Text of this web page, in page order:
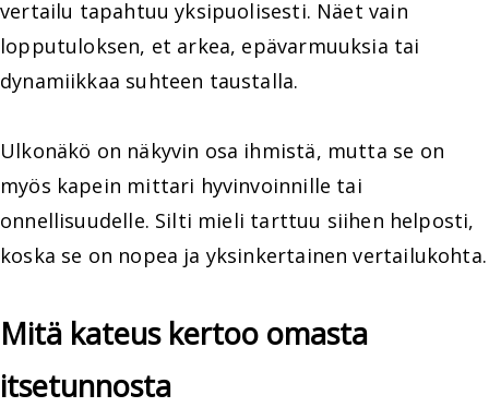
vertailu tapahtuu yksipuolisesti. Näet vain
lopputuloksen, et arkea, epävarmuuksia tai
dynamiikkaa suhteen taustalla.
Ulkonäkö on näkyvin osa ihmistä, mutta se on
myös kapein mittari hyvinvoinnille tai
onnellisuudelle. Silti mieli tarttuu siihen helposti,
koska se on nopea ja yksinkertainen vertailukohta.
Mitä kateus kertoo omasta
itsetunnosta